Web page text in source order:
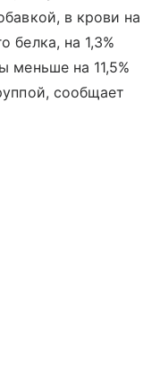
в крови на
белка, на 1,3%
меньше на 11,5%
сообщает